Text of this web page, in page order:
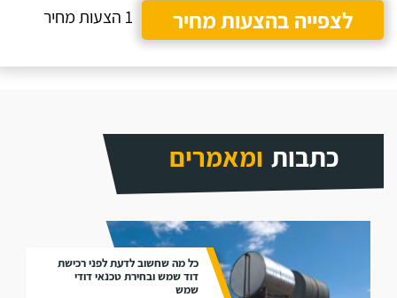
לצפייה בהצעות מחיר
1 הצעות מחיר
כתבות ומאמרים
כל מה שחשוב לדעת לפני רכישת
דוד שמש ובחירת טכנאי דודי
שמש